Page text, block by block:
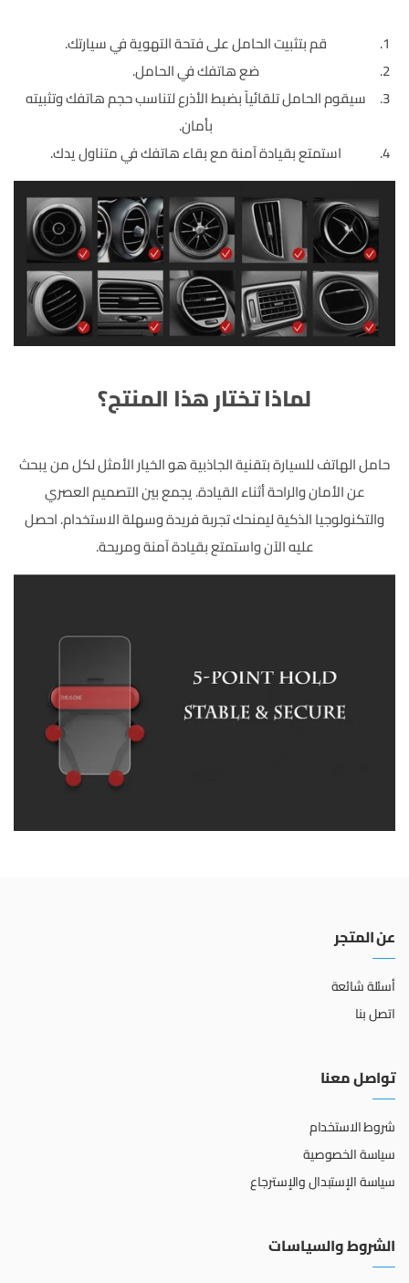
قم بتثبيت الحامل على فتحة التهوية في سيارتك.
ضع هاتفك في الحامل.
سيقوم الحامل تلقائياً بضبط الأذرع لتناسب حجم هاتفك وتثبيته
بأمان.
استمتع بقيادة آمنة مع بقاء هاتفك في متناول يدك.
لماذا تختار هذا المنتج؟
حامل الهاتف للسيارة بتقنية الجاذبية هو الخيار الأمثل لكل من يبحث
عن الأمان والراحة أثناء القيادة. يجمع بين التصميم العصري
والتكنولوجيا الذكية ليمنحك تجربة فريدة وسهلة الاستخدام. احصل
عليه الآن واستمتع بقيادة آمنة ومريحة.
عن المتجر
أسئلة شائعة
اتصل بنا
تواصل معنا
شروط الاستخدام
سياسة الخصوصية
سياسة الإستبدال والإسترجاع
الشروط والسياسات